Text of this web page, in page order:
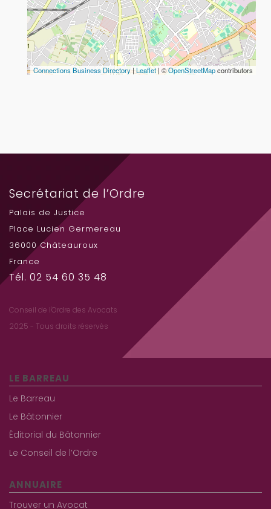
Connections Business Directory|Leaflet| ©OpenStreetMapcontributors
Secrétariat de l’Ordre
Palais de Justice
Place Lucien Germereau
36000 Châteauroux
France
Tél. 02 54 60 35 48
Conseil de l'Ordre des Avocats
2025 - Tous droits réservés
LE BARREAU
Le Barreau
Le Bâtonnier
Éditorial du Bâtonnier
Le Conseil de l’Ordre
ANNUAIRE
Trouver un Avocat